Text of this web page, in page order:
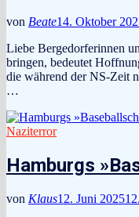
von Beate14. Oktober
Liebe Bergedorferinnen
bringen, bedeutet
die während der NS-Zeit
…
Naziterror
Hamburgs
von Klaus12. Juni 2025